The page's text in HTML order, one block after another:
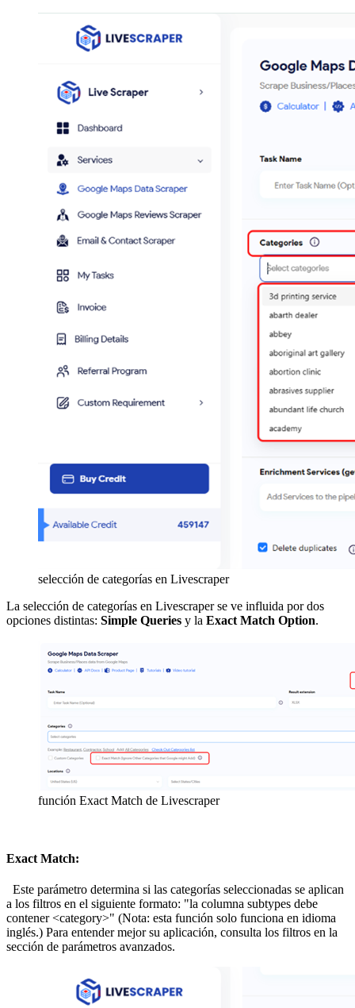
selección de categorías en Livescraper
La selección de categorías en Livescraper se ve influida por dos
opciones distintas: Simple Queries y la Exact Match Option.
función Exact Match de Livescraper
Exact Match:
Este parámetro determina si las categorías seleccionadas se aplican
a los filtros en el siguiente formato: "la columna subtypes debe
contener <category>" (Nota: esta función solo funciona en idioma
inglés.) Para entender mejor su aplicación, consulta los filtros en la
sección de parámetros avanzados.